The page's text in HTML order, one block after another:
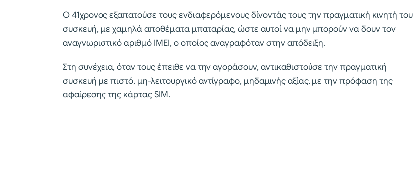
Ο 41χρονος εξαπατούσε τους ενδιαφερόμενους δίνοντάς τους την πραγματική κινητή του
συσκευή, με χαμηλά αποθέματα μπαταρίας, ώστε αυτοί να μην μπορούν να δουν τον
αναγνωριστικό αριθμό IMEI, ο οποίος αναγραφόταν στην απόδειξη.
Στη συνέχεια, όταν τους έπειθε να την αγοράσουν, αντικαθιστούσε την πραγματική
συσκευή με πιστό, μη-λειτουργικό αντίγραφο, μηδαμινής αξίας, με την πρόφαση της
αφαίρεσης της κάρτας SIM.